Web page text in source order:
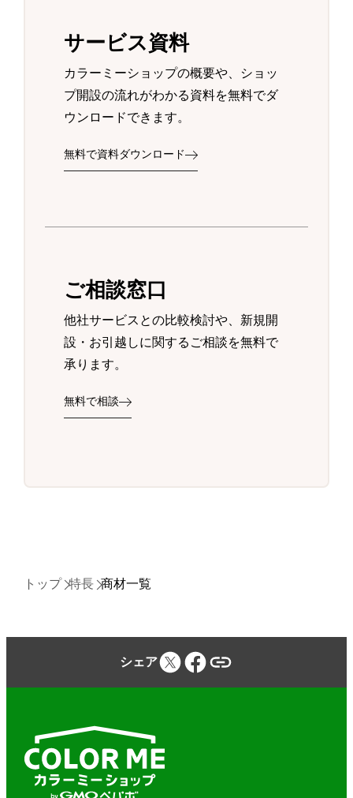
サービス資料
カラーミーショップの概要や、ショッ
プ開設の流れがわかる資料を無料でダ
ウンロードできます。
無料で資料ダウンロード
ご相談窓口
他社サービスとの比較検討や、新規開
設・お引越しに関するご相談を無料で
承ります。
無料で相談
トップ 特長 商材一覧
シェア